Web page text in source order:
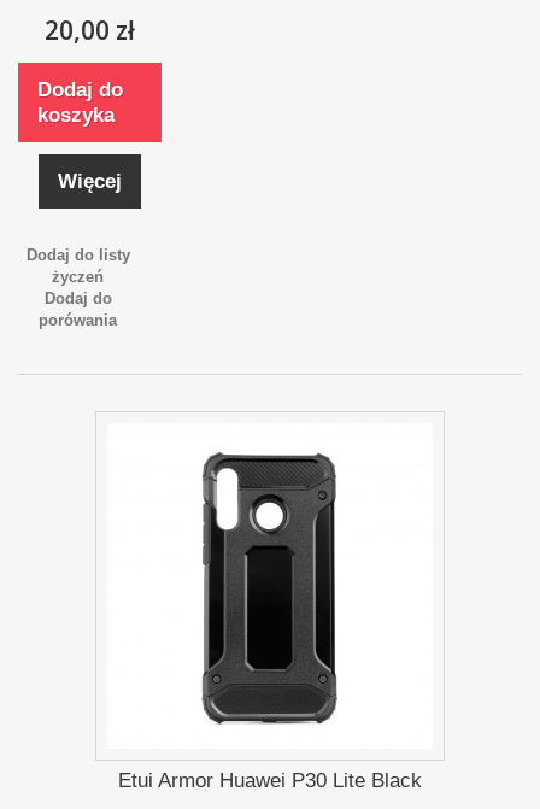
20,00 zł
Dodaj do
koszyka
Więcej
Dodaj do listy
życzeń
Dodaj do
porówania
Etui Armor Huawei P30 Lite Black